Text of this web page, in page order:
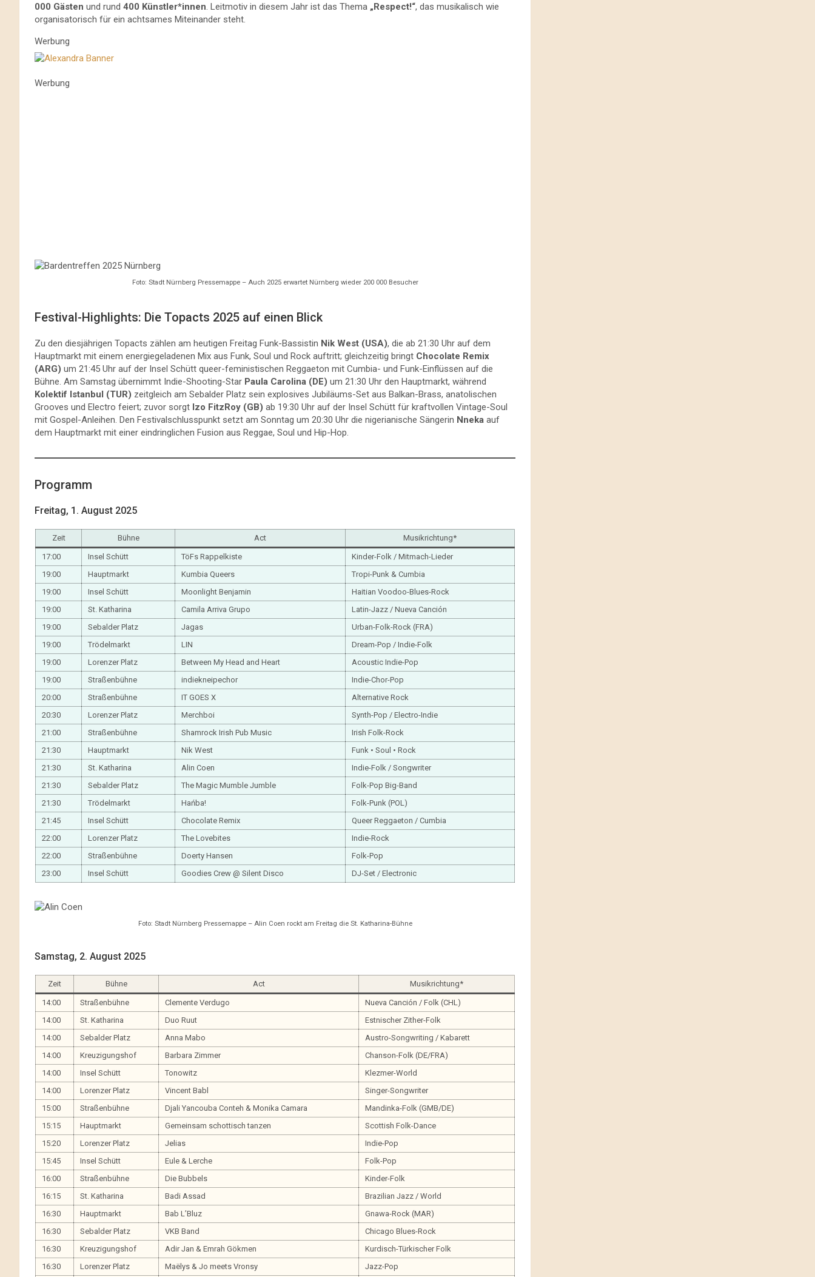
000 Gästen und rund 400 Künstler*innen. Leitmotiv in diesem Jahr ist das Thema „Respect!“, das musikalisch wie
organisatorisch für ein achtsames Miteinander steht.
Werbung
Werbung
Foto: Stadt Nürnberg Pressemappe – Auch 2025 erwartet Nürnberg wieder 200 000 Besucher
Festival-Highlights: Die Topacts 2025 auf einen Blick
Zu den diesjährigen Topacts zählen am heutigen Freitag Funk-Bassistin Nik West (USA), die ab 21:30 Uhr auf dem
Hauptmarkt mit einem energiegeladenen Mix aus Funk, Soul und Rock auftritt; gleichzeitig bringt Chocolate Remix
(ARG) um 21:45 Uhr auf der Insel Schütt queer-feministischen Reggaeton mit Cumbia- und Funk-Einflüssen auf die
Bühne. Am Samstag übernimmt Indie-Shooting-Star Paula Carolina (DE) um 21:30 Uhr den Hauptmarkt, während
Kolektif Istanbul (TUR) zeitgleich am Sebalder Platz sein explosives Jubiläums-Set aus Balkan-Brass, anatolischen
Grooves und Electro feiert; zuvor sorgt Izo FitzRoy (GB) ab 19:30 Uhr auf der Insel Schütt für kraftvollen Vintage-Soul
mit Gospel-Anleihen. Den Festivalschlusspunkt setzt am Sonntag um 20:30 Uhr die nigerianische Sängerin Nneka auf
dem Hauptmarkt mit einer eindringlichen Fusion aus Reggae, Soul und Hip-Hop.
Programm
Freitag, 1. August 2025
Zeit Bühne Act Musikrichtung*
17:00 Insel Schütt TöFs Rappelkiste
Kinder-Folk / Mitmach-Lieder
19:00
Hauptmarkt Kumbia Queers
Tropi-Punk & Cumbia
19:00
Insel Schütt Moonlight Benjamin
Haitian Voodoo-Blues-Rock
19:00
St. Katharina Camila Arriva Grupo
Latin-Jazz / Nueva Canción
19:00
Sebalder Platz Jagas
Urban-Folk-Rock (FRA)
19:00
Trödelmarkt LIN
Dream-Pop / Indie-Folk
19:00
Lorenzer Platz Between My Head and Heart
Acoustic Indie-Pop
19:00
Straßenbühne indiekneipechor
Indie-Chor-Pop
20:00
Straßenbühne IT GOES X
Alternative Rock
20:30
Lorenzer Platz Merchboi
Synth-Pop / Electro-Indie
21:00
Straßenbühne Shamrock Irish Pub Music
Irish Folk-Rock
21:30
Hauptmarkt Nik West
Funk • Soul • Rock
21:30
St. Katharina Alin Coen
Indie-Folk / Songwriter
21:30
Sebalder Platz The Magic Mumble Jumble
Folk-Pop Big-Band
21:30
Trödelmarkt Hańba!
Folk-Punk (POL)
21:45
Insel Schütt Chocolate Remix
Queer Reggaeton / Cumbia
22:00
Lorenzer Platz The Lovebites
Indie-Rock
22:00
Straßenbühne Doerty Hansen
Folk-Pop
23:00
Insel Schütt Goodies Crew @ Silent Disco DJ-Set / Electronic
Foto: Stadt Nürnberg Pressemappe – Alin Coen rockt am Freitag die St. Katharina-Bühne
Samstag, 2. August 2025
Zeit Bühne Act Musikrichtung*
14:00 Straßenbühne Clemente Verdugo
Nueva Canción / Folk (CHL)
14:00
St. Katharina Duo Ruut
Estnischer Zither-Folk
14:00
Sebalder Platz Anna Mabo
Austro-Songwriting / Kabarett
14:00
Kreuzigungshof Barbara Zimmer
Chanson-Folk (DE/FRA)
14:00
Insel Schütt Tonowitz
Klezmer-World
14:00
Lorenzer Platz Vincent Babl
Singer-Songwriter
15:00
Straßenbühne Djali Yancouba Conteh & Monika Camara
Mandinka-Folk (GMB/DE)
15:15
Hauptmarkt Gemeinsam schottisch tanzen
Scottish Folk-Dance
15:20
Lorenzer Platz Jelias
Indie-Pop
15:45
Insel Schütt Eule & Lerche
Folk-Pop
16:00
Straßenbühne Die Bubbels
Kinder-Folk
16:15
St. Katharina Badi Assad
Brazilian Jazz / World
16:30
Hauptmarkt Bab L’Bluz
Gnawa-Rock (MAR)
16:30
Sebalder Platz VKB Band
Chicago Blues-Rock
16:30
Kreuzigungshof Adir Jan & Emrah Gökmen
Kurdisch-Türkischer Folk
16:30
Lorenzer Platz Maëlys & Jo meets Vronsy Jazz-Pop